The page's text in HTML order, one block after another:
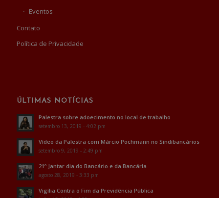
Eventos
Contato
Política de Privacidade
ÚLTIMAS NOTÍCIAS
Palestra sobre adoecimento no local de trabalho
setembro 13, 2019 - 4:02 pm
Vídeo da Palestra com Márcio Pochmann no Sindibancários
setembro 9, 2019 - 2:49 pm
21º Jantar dia do Bancário e da Bancária
agosto 28, 2019 - 3:33 pm
Vigília Contra o Fim da Previdência Pública